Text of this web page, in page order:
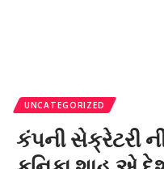
UNCATEGORIZED
કંપની સેક્રેટરી ની